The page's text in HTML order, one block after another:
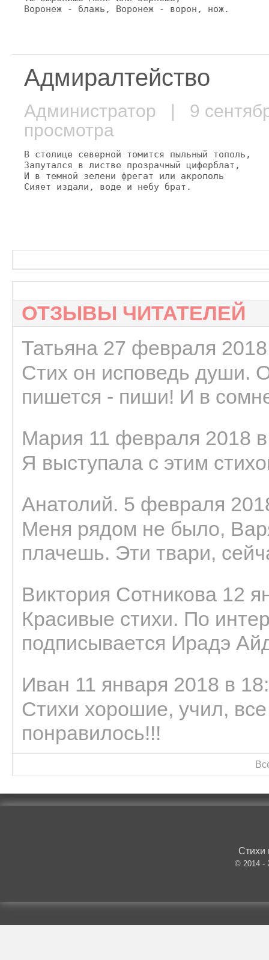
Воронеж - блажь, Воронеж - ворон, нож.
Адмиралтейство
Администратор | 9
просмотра
В столице северной томится пыльный тополь,
Запутался в листве прозрачный циферблат,
И в темной зелени фрегат или акрополь
Сияет издали, воде и небу брат.
ОТЗЫВЫ ЧИТАТЕЛЕЙ
Татьяна 27 февраля
Стих он исповедь души.
пишется - пиши! И в
Мария 11 февраля 2018
Я выступала с этим
Анатолий. 5 февраля
Меня рядом не было,
плачешь. Эти твари,
Виктория Сотникова 12
Красивые стихи. По
подписывается Ирадэ
Иван 11 января 2018 в
Стихи хорошие, учил,
понравилось!!!
Стихи
© 2014 -